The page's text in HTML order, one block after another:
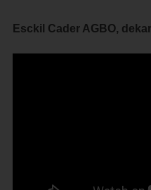
Esckil Cader AGBO,